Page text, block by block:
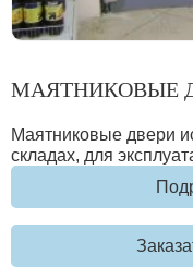
МАЯТНИКОВЫЕ
Маятниковые двери
складах, для